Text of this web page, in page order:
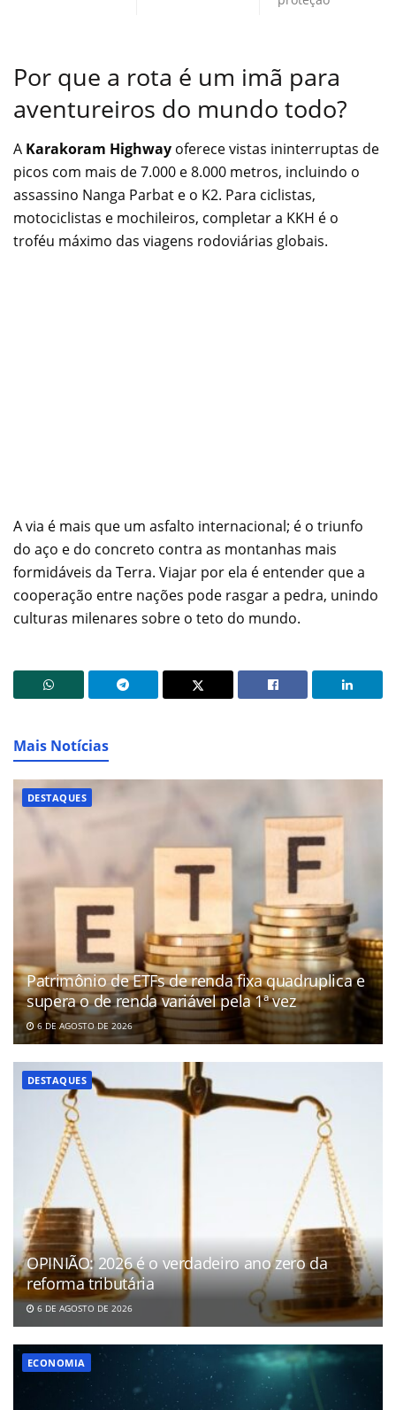
Por que a rota é um imã para
aventureiros do mundo todo?
A Karakoram Highway oferece vistas ininterruptas de
picos com mais de 7.000 e 8.000 metros, incluindo o
assassino Nanga Parbat e o K2. Para ciclistas,
motociclistas e mochileiros, completar a KKH é o
troféu máximo das viagens rodoviárias globais.
A via é mais que um asfalto internacional; é o triunfo
do aço e do concreto contra as montanhas mais
formidáveis da Terra. Viajar por ela é entender que a
cooperação entre nações pode rasgar a pedra, unindo
culturas milenares sobre o teto do mundo.
Mais Notícias
DESTAQUES
Patrimônio de ETFs de renda fixa quadruplica e
supera o de renda variável pela 1ª vez
6 DE AGOSTO DE 2026
DESTAQUES
OPINIÃO: 2026 é o verdadeiro ano zero da
reforma tributária
6 DE AGOSTO DE 2026
ECONOMIA